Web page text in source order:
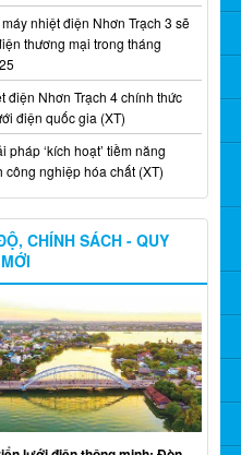
nhiệt điện Nhơn Trạch 3 sẽ
thương mại trong tháng
điện Nhơn Trạch 4 chính thức
điện quốc gia (XT)
pháp ‘kích hoạt’ tiềm năng
công nghiệp hóa chất (XT)
CHÍNH SÁCH - QUY